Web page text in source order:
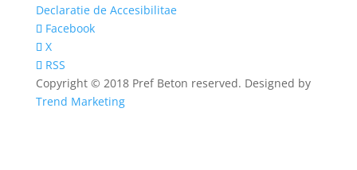
Declaratie de Accesibilitae
Facebook
X
RSS
Copyright © 2018 Pref Beton reserved. Designed by
Trend Marketing